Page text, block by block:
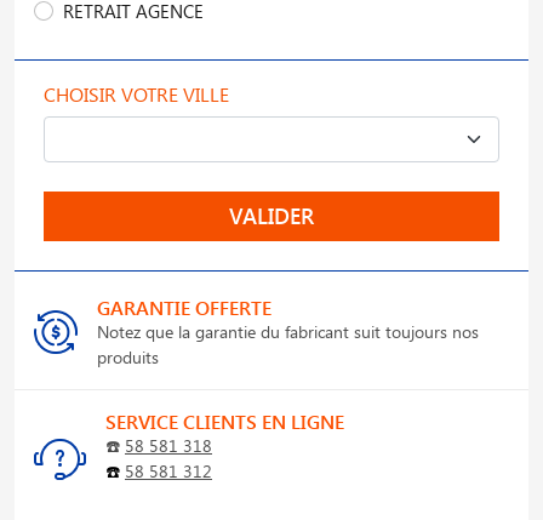
RETRAIT AGENCE
CHOISIR VOTRE VILLE
VALIDER
GARANTIE OFFERTE
Notez que la garantie du fabricant suit toujours nos
produits
SERVICE CLIENTS EN LIGNE
☎️ 58 581 318
☎️ 58 581 312